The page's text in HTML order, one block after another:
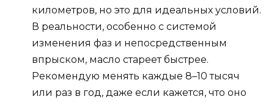
километров, но это для идеальных условий.
В реальности, особенно с системой
изменения фаз и непосредственным
впрыском, масло стареет быстрее.
Рекомендую менять каждые 8–10 тысяч
или раз в год, даже если кажется, что оно